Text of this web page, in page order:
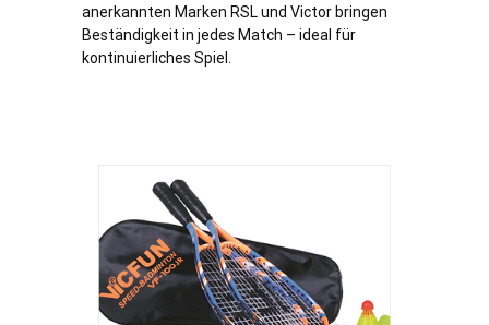
anerkannten Marken RSL und Victor bringen
Beständigkeit in jedes Match – ideal für
kontinuierliches Spiel.